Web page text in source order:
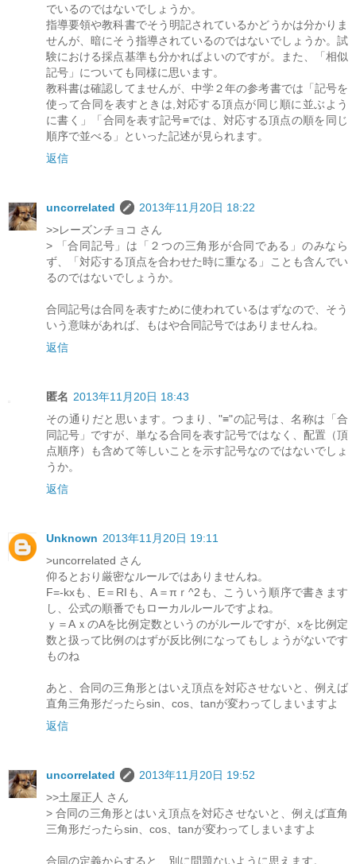
でいるのではないでしょうか。
指導要領や教科書でそう明記されているかどうかは分かりま
せんが、暗にそう指導されているのではないでしょうか。試
験における採点基準も分かればよいのですが。また、「相似
記号」についても同様に思います。
教科書は確認してませんが、中学２年の参考書では「記号を
使って合同を表すときは,対応する頂点が同じ順に並ぶよう
に書く」「合同を表す記号≡では、対応する頂点の順を同じ
順序で並べる」といった記述が見られます。
返信
uncorrelated
2013年11月20日 18:22
>>レーズンチョコ さん
> 「合同記号」は「２つの三角形が合同である」のみなら
ず、「対応する頂点を合わせた時に重なる」ことも含んでい
るのではないでしょうか。
合同記号は合同を表すために使われているはずなので、そう
いう意味があれば、もはや合同記号ではありませんね。
返信
匿名 2013年11月20日 18:43
その通りだと思います。つまり、"≡"の記号は、名称は「合
同記号」ですが、単なる合同を表す記号ではなく、配置（頂
点順序）も含めて等しいことを示す記号なのではないでしょ
うか。
返信
Unknown 2013年11月20日 19:11
>uncorrelated さん
仰るとおり厳密なルールではありませんね。
F=-kxも、E＝RIも、A＝πｒ^2も、こういう順序で書きます
し、公式の順番でもローカルルールですよね。
ｙ＝AｘのAを比例定数というのがルールですが、xを比例定
数と扱って比例のはずが反比例になってもしょうがないです
ものね
あと、合同の三角形とはいえ頂点を対応させないと、例えば
直角三角形だったらsin、cos、tanが変わってしまいますよ
返信
uncorrelated
2013年11月20日 19:52
>>土屋正人 さん
> 合同の三角形とはいえ頂点を対応させないと、例えば直角
三角形だったらsin、cos、tanが変わってしまいますよ
合同の定義からすると、別に問題ないように思えます。